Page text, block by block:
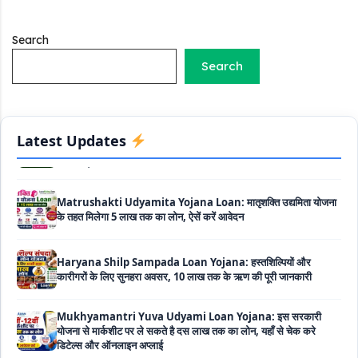
Search
Search
Latest Updates
सब्सिडी
Labour House Construction Loan Scheme: श्रमिक मकान
Matrushakti Udyamita Yojana Loan: मातृशक्ति उद्यमिता योजना
के तहत मिलेगा 5 लाख तक का लोन, ऐसें करें आवेदन
Haryana Shilp Sampada Loan Yojana: हस्तशिल्पियों और
कारीगरों के लिए सुनहरा अवसर, 10 लाख तक के ऋण की पूरी जानकारी
Mukhyamantri Yuva Udyami Loan Yojana: इस सरकारी
योजना से मार्कशीट पर ले सकते है दस लाख तक का लोन, यहाँ से चेक करे
Haryana Widow Loan Scheme: इस सरकारी स्कीम से महिलाओं को
मिलता है 3 लाख का लोन, साथ ही 50000 रूपए की सब्सिडी